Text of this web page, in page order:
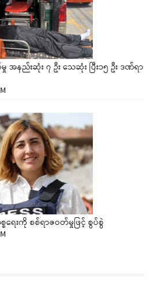
အနည်းဆုံး ၇ ဦး သေဆုံး ပြီး၁၅ ဦး ဒဏ်ရာ
ေးကို စစ်ရာဇဝတ်မှုဖြင့် စွပ်စွဲ